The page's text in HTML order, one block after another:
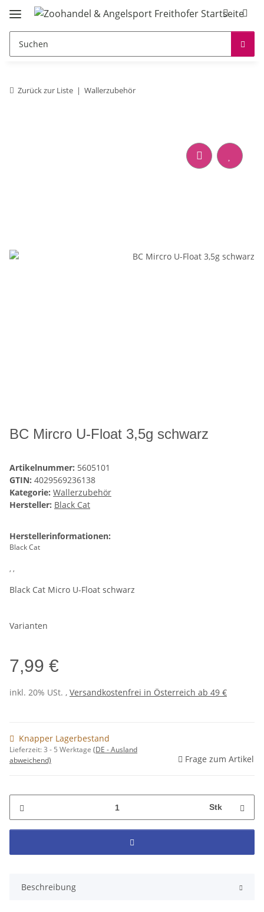
Zurück zur Liste Wallerzubehör
BC Mircro U-Float 3,5g schwarz
Artikelnummer: 5605101
GTIN: 4029569236138
Kategorie: Wallerzubehör
Hersteller: Black Cat
Herstellerinformationen:
Black Cat
, ,
Black Cat Micro U-Float schwarz
Varianten
7,99 €
inkl. 20% USt. , Versandkostenfrei in Österreich ab 49 €
Knapper Lagerbestand
Lieferzeit:3 - 5 Werktage (DE - Ausland
abweichend)
Frage zum Artikel
Stk
Beschreibung